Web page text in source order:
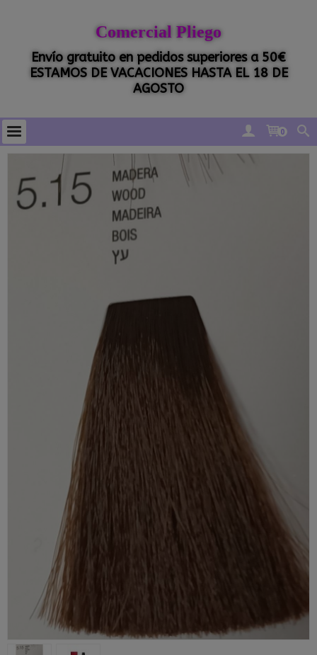
Comercial Pliego
Envío gratuito en pedidos superiores a 50€
ESTAMOS DE VACACIONES HASTA EL 18 DE
AGOSTO
0